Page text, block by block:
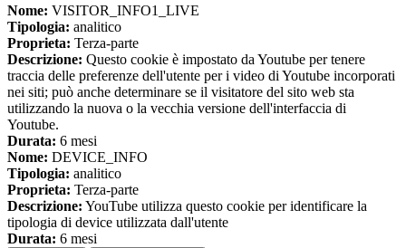
Nome: VISITOR_INFO1_LIVE
Tipologia: analitico
Proprieta: Terza-parte
Descrizione: Questo cookie è impostato da Youtube per tenere
traccia delle preferenze dell'utente per i video di Youtube incorporati
nei siti; può anche determinare se il visitatore del sito web sta
utilizzando la nuova o la vecchia versione dell'interfaccia di
Youtube.
Durata: 6 mesi
Nome: DEVICE_INFO
Tipologia: analitico
Proprieta: Terza-parte
Descrizione: YouTube utilizza questo cookie per identificare la
tipologia di device utilizzata dall'utente
Durata: 6 mesi